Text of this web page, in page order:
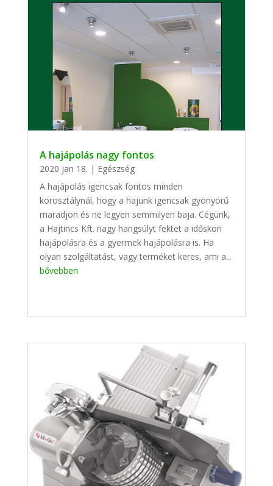
A hajápolás nagy fontos
2020 jan 18. | Egészség
A hajápolás igencsak fontos minden
korosztálynál, hogy a hajunk igencsak gyönyörű
maradjon és ne legyen semmilyen baja. Cégünk,
a Hajtincs Kft. nagy hangsúlyt fektet a időskori
hajápolásra és a gyermek hajápolásra is. Ha
olyan szolgáltatást, vagy terméket keres, ami a...
bővebben